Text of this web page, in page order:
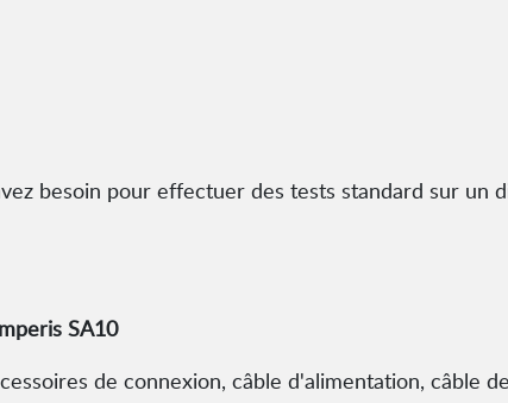
besoin pour effectuer des tests standard sur un
SA10
de connexion, câble d'alimentation, câble